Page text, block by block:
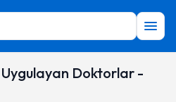
Doktorlar -